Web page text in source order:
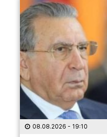
08.08.2026 - 19:10